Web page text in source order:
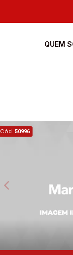
QUEM
Cód. 50996